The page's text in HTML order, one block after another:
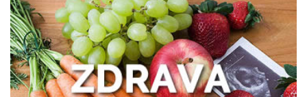
Išijas bez panike: prvi koraci ka
oporavku